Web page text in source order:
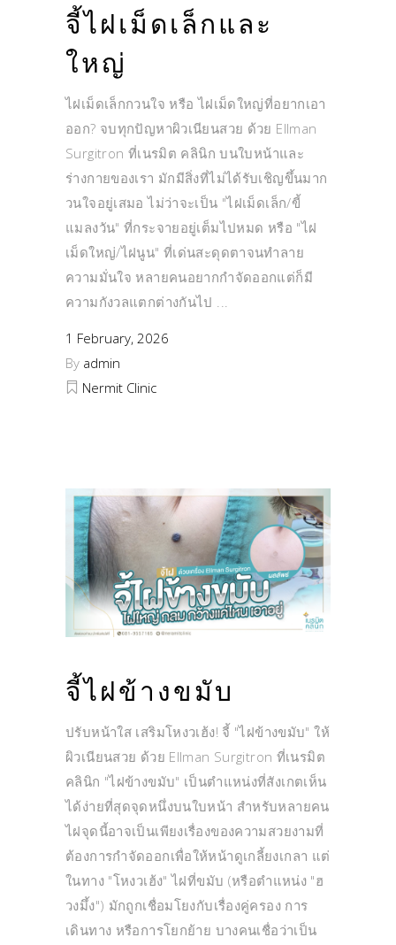
จี้ไฝเม็ดเล็กและ
ใหญ่
ไฝเม็ดเล็กกวนใจ หรือ ไฝเม็ดใหญ่ที่อยากเอา
ออก? จบทุกปัญหาผิวเนียนสวย ด้วย Ellman
Surgitron ที่เนรมิต คลินิก บนใบหน้าและ
ร่างกายของเรา มักมีสิ่งที่ไม่ได้รับเชิญขึ้นมาก
วนใจอยู่เสมอ ไม่ว่าจะเป็น "ไฝเม็ดเล็ก/ขี้
แมลงวัน" ที่กระจายอยู่เต็มไปหมด หรือ "ไฝ
เม็ดใหญ่/ไฝนูน" ที่เด่นสะดุดตาจนทำลาย
ความมั่นใจ หลายคนอยากกำจัดออกแต่ก็มี
ความกังวลแตกต่างกันไป
1 February, 2026
By admin
Nermit Clinic
จี้ไฝข้างขมับ
ปรับหน้าใส เสริมโหงวเฮ้ง! จี้ "ไฝข้างขมับ" ให้
ผิวเนียนสวย ด้วย Ellman Surgitron ที่เนรมิต
คลินิก "ไฝข้างขมับ" เป็นตำแหน่งที่สังเกตเห็น
ได้ง่ายที่สุดจุดหนึ่งบนใบหน้า สำหรับหลายคน
ไฝจุดนี้อาจเป็นเพียงเรื่องของความสวยงามที่
ต้องการกำจัดออกเพื่อให้หน้าดูเกลี้ยงเกลา แต่
ในทาง "โหงวเฮ้ง" ไฝที่ขมับ (หรือตำแหน่ง "ฮ
วงมึ้ง") มักถูกเชื่อมโยงกับเรื่องคู่ครอง การ
เดินทาง หรือการโยกย้าย บางคนเชื่อว่าเป็น